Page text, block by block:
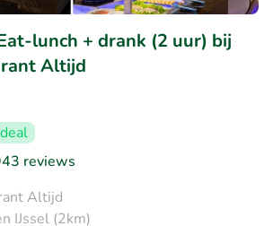
lunch + drank (2 uur) bij
Altijd
reviews
Altijd
IJssel (2km)